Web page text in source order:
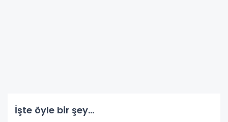
İşte öyle bir şey...